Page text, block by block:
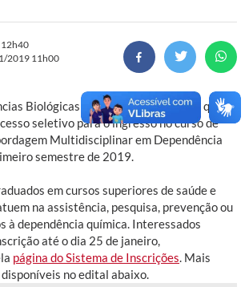
2019 11h00
Biológicas (ICB) da FURG reforça que
seletivo para o ingresso no curso de
Multidisciplinar em Dependência
semestre de 2019.
em cursos superiores de saúde e
na assistência, pesquisa, prevenção ou
à dependência química. Interessados
até o dia 25 de janeiro,
página do Sistema de Inscrições . Mais
no edital abaixo.